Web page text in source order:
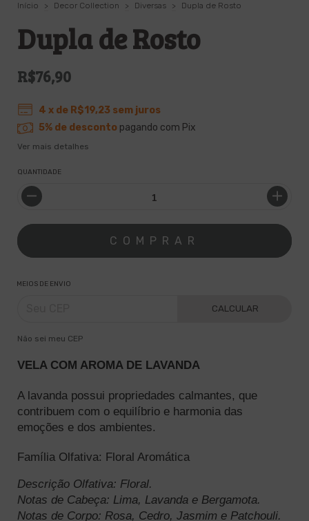
Início > Decor Collection > Diversas > Dupla de Rosto
Dupla de Rosto
R$76,90
4 x de R$19,23 sem juros
5% de desconto pagando com Pix
Ver mais detalhes
QUANTIDADE
MEIOS DE ENVIO
CALCULAR
Não sei meu CEP
VELA COM AROMA DE LAVANDA
A lavanda possui propriedades calmantes, que
contribuem com o equilíbrio e harmonia das
emoções e dos ambientes.
Família Olfativa: Floral Aromática
Descrição Olfativa: Floral.
Notas de Cabeça: Lima, Lavanda e Bergamota.
Notas de Corpo: Rosa, Cedro, Jasmim e Patchouli.